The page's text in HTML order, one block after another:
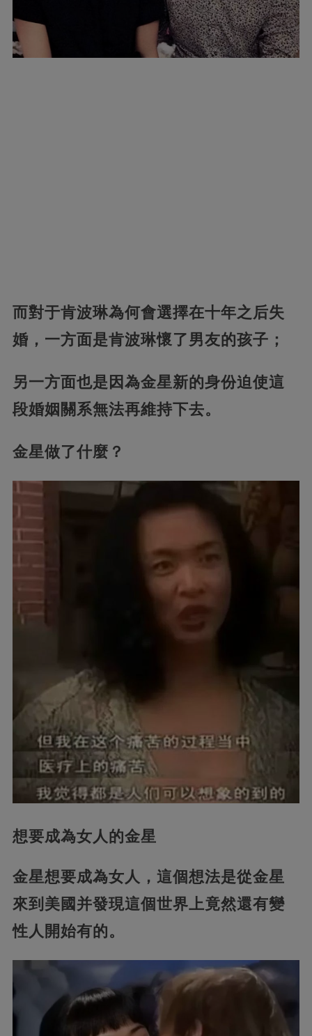
而對于肯波琳為何會選擇在十年之后失
婚，一方面是肯波琳懷了男友的孩子；
另一方面也是因為金星新的身份迫使這
段婚姻關系無法再維持下去。
金星做了什麼？
想要成為女人的金星
金星想要成為女人，這個想法是從金星
來到美國并發現這個世界上竟然還有變
性人開始有的。